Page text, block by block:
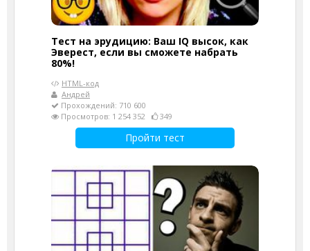
Тест на эрудицию: Ваш IQ высок, как
Эверест, если вы сможете набрать
80%!
HTML-код
Андрей
Прохождений: 710 600
Просмотров: 1 254 352
349
Пройти тест